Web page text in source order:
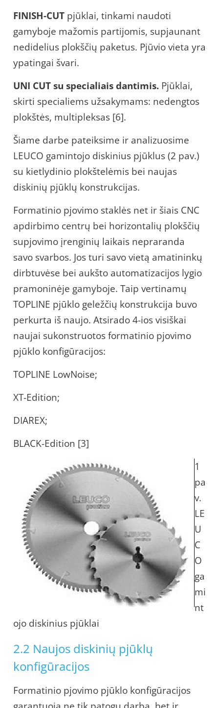
FINISH-CUT pjūklai, tinkami naudoti
gamyboje mažomis partijomis, supjaunant
nedidelius plokščių paketus. Pjūvio vieta yra
ypatingai švari.
UNI CUT su specialiais dantimis. Pjūklai,
skirti specialiems užsakymams: nedengtos
plokštės, multipleksas [6].
Šiame darbe pateiksime ir analizuosime
LEUCO gamintojo diskinius pjūklus (2 pav.)
su kietlydinio plokštelėmis bei naujas
diskinių pjūklų konstrukcijas.
Formatinio pjovimo staklės net ir šiais CNC
apdirbimo centrų bei horizontalių plokščių
supjovimo įrenginių laikais nepraranda
savo svarbos. Jos turi savo vietą amatininkų
dirbtuvėse bei aukšto automatizacijos lygio
pramoninėje gamyboje. Taip vertinamų
TOPLINE pjūklo geležčių konstrukcija buvo
perkurta iš naujo. Atsirado 4-ios visiškai
naujai sukonstruotos formatinio pjovimo
pjūklo konfigūracijos:
TOPLINE LowNoise;
XT-Edition;
DIAREX;
BLACK-Edition [3]
1
pa
v.
LE
U
C
O
ga
mi
nt
ojo diskinius pjūklai
2.2 Naujos diskinių pjūklų
konfigūracijos
Formatinio pjovimo pjūklo konfigūracijos